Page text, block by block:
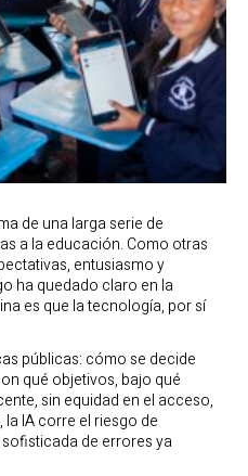
de una larga serie de
a la educación. Como otras
entusiasmo y
ha quedado claro en la
es que la tecnología, por sí
públicas: cómo se decide
qué objetivos, bajo qué
sin equidad en el acceso,
IA corre el riesgo de
de errores ya